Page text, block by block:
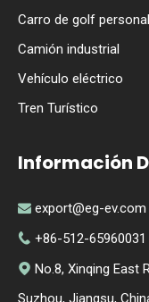
Carro de golf
Camión industrial
Vehículo eléctrico
Tren Turístico
Información
 export@eg-ev.com
 +86-512-65960031
 No.8, Xinqing East
Suzhou, Jiangsu,